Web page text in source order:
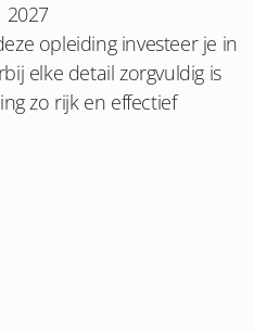
2027
opleiding investeer je in
elke detail zorgvuldig is
zo rijk en effectief